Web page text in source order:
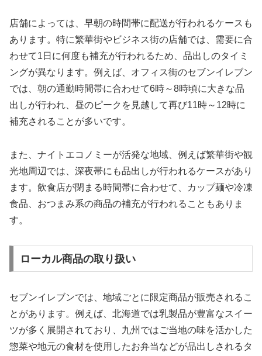
店舗によっては、早朝の時間帯に配送が行われるケースも
あります。特に繁華街やビジネス街の店舗では、需要に合
わせて1日に何度も補充が行われるため、品出しのタイミ
ングが異なります。例えば、オフィス街のセブンイレブン
では、朝の通勤時間帯に合わせて6時～8時頃に大きな品
出しが行われ、昼のピークを見越して再び11時～12時に
補充されることが多いです。
また、ナイトエコノミーが活発な地域、例えば繁華街や観
光地周辺では、深夜帯にも品出しが行われるケースがあり
ます。飲食店が閉まる時間帯に合わせて、カップ麺や冷凍
食品、おつまみ系の商品の補充が行われることもありま
す。
ローカル商品の取り扱い
セブンイレブンでは、地域ごとに限定商品が販売されるこ
とがあります。例えば、北海道では乳製品が豊富なスイー
ツが多く展開されており、九州ではご当地の味を活かした
惣菜や地元の食材を使用したお弁当などが品出しされるタ